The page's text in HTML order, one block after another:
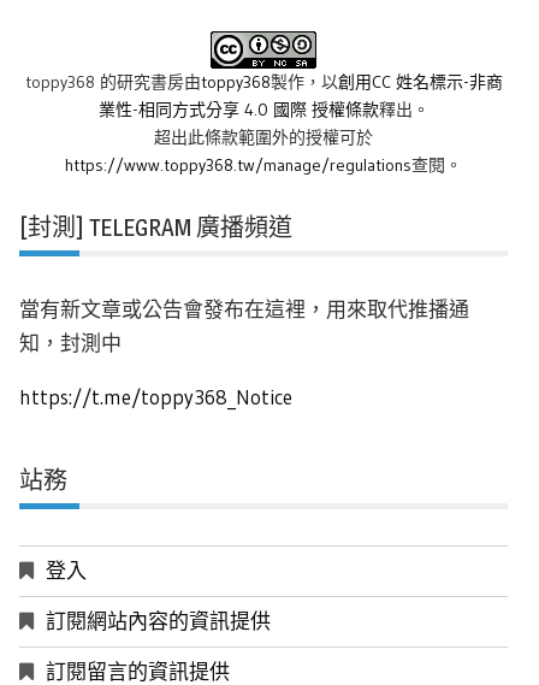
toppy368 的研究書房由toppy368製作，以創用CC 姓名標示-非商
業性-相同方式分享 4.0 國際 授權條款釋出。
超出此條款範圍外的授權可於
https://www.toppy368.tw/manage/regulations查閱。
[封測] TELEGRAM 廣播頻道
當有新文章或公告會發布在這裡，用來取代推播通
知，封測中
https://t.me/toppy368_Notice
站務
登入
訂閱網站內容的資訊提供
訂閱留言的資訊提供